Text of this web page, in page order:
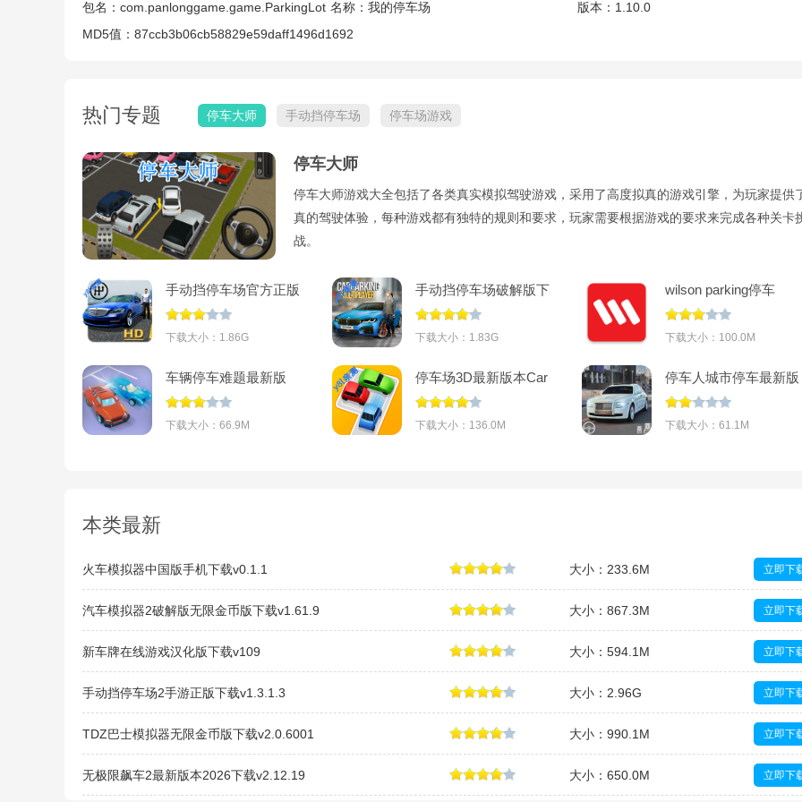
包名： com.panlonggame.game.ParkingLot 名称： 我的停车场 版本： 1.10.0
MD5值： 87ccb3b06cb58829e59daff1496d1692
热门专题 停车大师 手动挡停车场 停车场游戏
停车大师
停车大师游戏大全包括了各类真实模拟驾驶游戏，采用了高度拟真的游戏引擎，为玩家提供
真的驾驶体验，每种游戏都有独特的规则和要求，玩家需要根据游戏的要求来完成各种关卡
战。
手动挡停车场官方正版
下载安装(Car
Parking)v4.9.8
下载大小：1.86G
手动挡停车场破解版下
载2026所有车辆都解锁
(Car Parking)v4.9.8
下载大小：1.83G
wilson parking停车
v3.9.3
下载大小：100.0M
车辆停车难题最新版
(car park
puzzle)v2023.4
下载大小：66.9M
停车场3D最新版本Car
Parkingv2.0.7
下载大小：136.0M
停车人城市停车最新版
(Parking Man)v3.1
下载大小：61.1M
本类最新
火车模拟器中国版手机下载v0.1.1 大小：233.6M 立即下
汽车模拟器2破解版无限金币版下载v1.61.9 大小：867.3M 立即下
新车牌在线游戏汉化版下载v109 大小：594.1M 立即下
手动挡停车场2手游正版下载v1.3.1.3 大小：2.96G 立即下
TDZ巴士模拟器无限金币版下载v2.0.6001 大小：990.1M 立即下
无极限飙车2最新版本2026下载v2.12.19 大小：650.0M 立即下